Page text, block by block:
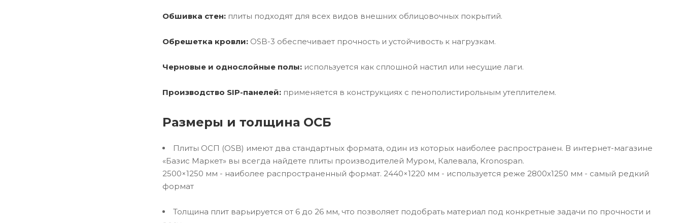
Обшивка стен: плиты подходят для всех видов внешних облицовочных покрытий.
Обрешетка кровли: OSB-3 обеспечивает прочность и устойчивость к нагрузкам.
Черновые и однослойные полы: используется как сплошной настил или несущие лаги.
Производство SIP-панелей: применяется в конструкциях с пенополистирольным утеплителем.
Размеры и толщина ОСБ
Плиты ОСП (OSB) имеют два стандартных формата, один из которых наиболее распространен. В интернет-магазине
«Базис Маркет» вы всегда найдете плиты производителей Муром, Калевала, Kronospan.
2500×1250 мм - наиболее распространенный формат. 2440×1220 мм - используется реже 2800х1250 мм - самый редкий
формат
Толщина плит варьируется от 6 до 26 мм, что позволяет подобрать материал под конкретные задачи по прочности и